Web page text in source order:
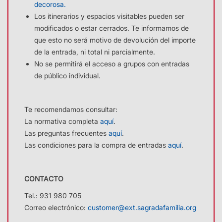
descomptes@ext.sagradafamilia.org
los miércoles de 9:00 a 12:00. Imprescindible acreditar la
condición correspondiente con el documento DARDE
vigente.
ICOM
horas de antelación escribiendo a
descomptes@ext.sagradafamilia.org
acreditar la condición correspondiente.
Modernismo de
Es necesario solicitar el descuento con un mínimo de 48
horas de antelación escribiendo a
decorosa.
Los itinerarios y espacios visitables pueden ser
modificados o estar cerrados. Te informamos de
que esto no será motivo de devolución del importe
de la entrada, ni total ni parcialmente.
No se permitirá el acceso a grupos con entradas
de público individual.
Te recomendamos consultar:
La normativa completa aquí.
Las preguntas frecuentes aquí.
Las condiciones para la compra de entradas aquí.
CONTACTO
Tel.: 931 980 705
Correo electrónico: customer@ext.sagradafamilia.org